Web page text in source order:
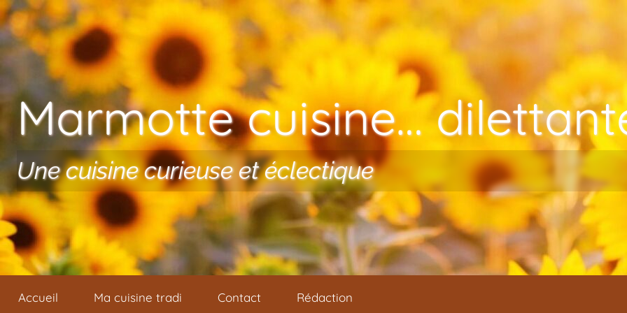
Aller au contenu
Marmotte cuisine…
Une cuisine curieuse et éclectique
Accueil Ma cuisine tradi Contact Rédaction